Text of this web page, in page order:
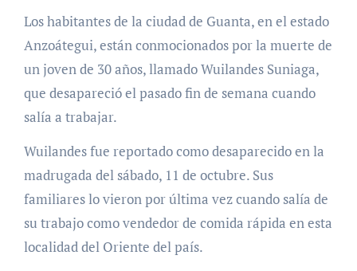
Los habitantes de la ciudad de Guanta, en el estado
Anzoátegui, están conmocionados por la muerte de
un joven de 30 años, llamado Wuilandes Suniaga,
que desapareció el pasado fin de semana cuando
salía a trabajar.
Wuilandes fue reportado como desaparecido en la
madrugada del sábado, 11 de octubre. Sus
familiares lo vieron por última vez cuando salía de
su trabajo como vendedor de comida rápida en esta
localidad del Oriente del país.